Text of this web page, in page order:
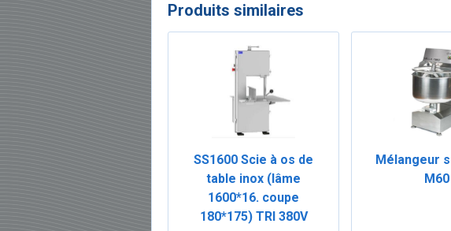
Produits similaires
SS1600 Scie à os de
table inox (lâme
1600*16. coupe
180*175) TRI 380V
Mélangeur
M60